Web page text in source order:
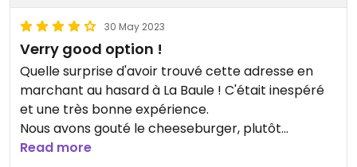
30 May 2023
Verry good option !
Quelle surprise d'avoir trouvé cette adresse en
marchant au hasard à La Baule ! C'était inespéré
et une très bonne expérience.
Nous avons gouté le cheeseburger, plutôt
classique, ainsi que la planche qui a été mon coup
Read more